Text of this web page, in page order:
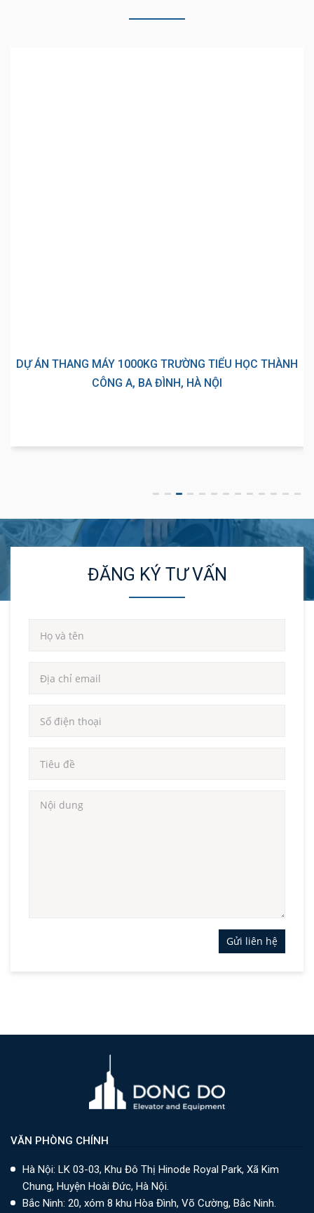
DỰ ÁN THANG MÁY 1000KG TRƯỜNG TIỂU HỌC THÀNH
CÔNG A, BA ĐÌNH, HÀ NỘI
ĐĂNG KÝ TƯ VẤN
Gửi liên hệ
VĂN PHÒNG CHÍNH
Hà Nội: LK 03-03, Khu Đô Thị Hinode Royal Park, Xã Kim
Chung, Huyện Hoài Đức, Hà Nội.
Bắc Ninh: 20, xóm 8 khu Hòa Đình, Võ Cường, Bắc Ninh.